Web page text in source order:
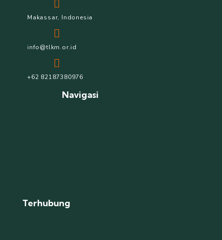
Makassar, Indonesia
info@tlkm.or.id
+62 82187380976
Navigasi
Terhubung